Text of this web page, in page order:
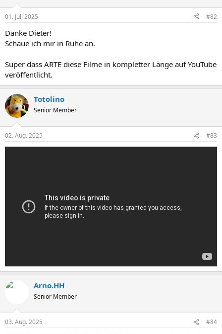
e
:
01. Juli 2025 #82
Danke Dieter!
Schaue ich mir in Ruhe an.
Super dass ARTE diese Filme in kompletter Länge auf YouTube
veröffentlicht.
Totolino
Senior Member
02. Aug. 2025 #83
Arno.HH
Senior Member
03. Aug. 2025 #84